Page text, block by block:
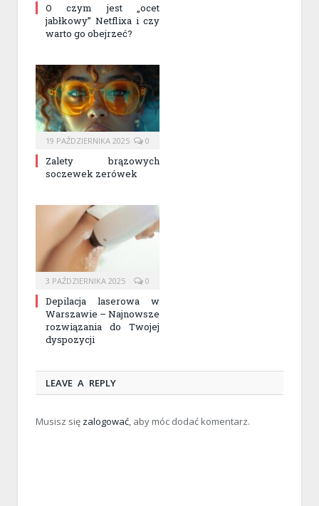
O czym jest „ocet
jabłkowy” Netflixa i czy
warto go obejrzeć?
19 PAŹDZIERNIKA 2025 0
Zalety brązowych
soczewek zerówek
3 PAŹDZIERNIKA 2025 0
Depilacja laserowa w
Warszawie – Najnowsze
rozwiązania do Twojej
dyspozycji
LEAVE A REPLY
Musisz się zalogować , aby móc dodać komentarz.